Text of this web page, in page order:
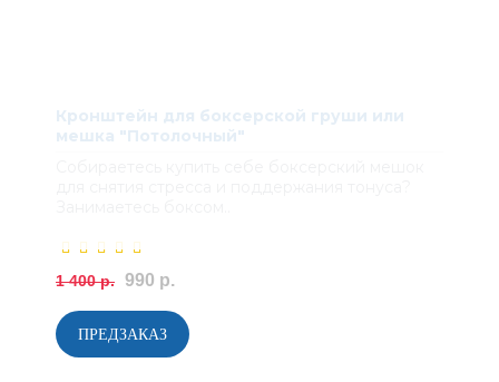
Кронштейн для боксерской груши или
мешка "Потолочный"
1 400 р. 990 р.